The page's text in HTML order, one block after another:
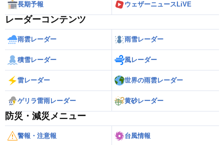
長期予報 ウェザーニュースLiVE
レーダーコンテンツ
雨雲レーダー 雨雪レーダー
積雪レーダー 風レーダー
雷レーダー 世界の雨雲レーダー
ゲリラ雷雨レーダー 黄砂レーダー
防災・減災メニュー
警報・注意報 台風情報